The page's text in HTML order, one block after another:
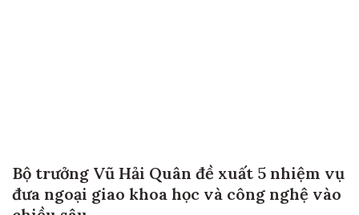
Bộ trưởng Vũ Hải Quân đề xuất 5 nhiệm vụ
đưa ngoại giao khoa học và công nghệ vào